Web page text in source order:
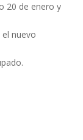
20 de enero y
nuevo